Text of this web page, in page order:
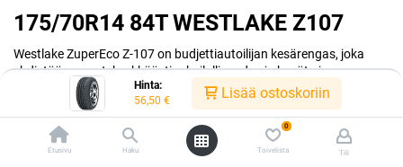
Hinta:
56,50 € Lisää ostoskoriin
Etusivu Haku
0
Toivelista Tili
175/70R14 84T WESTLAKE Z107
Westlake ZuperEco Z-107 on budjettiautoilijan kesärengas, joka
yhdistää menestyksekkäästi urheilullisuuden ja hyvät ajo-
ominaisuudet.
EAN:6938112620080 Tuotekoodi:298768
Tällä tuotteella ei ole kelvollista yhdistelmää.